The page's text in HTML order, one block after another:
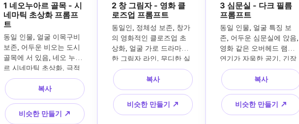
1 네오누아르 골목 - 시
네마틱 초상화 프롬프
트
동일 인물, 얼굴 이목구비
보존, 어두운 비오는 도시
골목에 서 있음, 네오 누아
르 시네마틱 초상화, 극적
인 측면 조명, 젖은 포장
반사, 강렬한 표정, 50mm
렌즈, 고대비 그림자, 사실
적인 피부 질감, 영화 스틸
미학
복사
비슷한 만들기 ↗
2 창 그림자 - 영화 클
로즈업 프롬프트
동일인, 정체성 보존, 창가
의 영화적인 클로즈업 초
상화, 얼굴 가로 드라마틱
한 그림자 라인, 무디한 실
내 조명, 우울한 표현, 편
집 사실주의, 얕은 피사계
깊이, 초 세밀한 눈, 필름
사진 느낌
복사
비슷한 만들기 ↗
3 심문실 - 다크 필름
프롬프트
동일 인물, 얼굴 특징 보
존, 어두운 심문실에 앉음,
영화 같은 오버헤드 램프,
연기가 자욱한 공기, 긴장
된 표정, 어두운 스릴러 분
위기, 다큐멘터리 리얼리
즘, 85mm 렌즈 룩, 음소거
된 색상, 높은 디테일 인물
사진
복사
비슷한 만들기 ↗